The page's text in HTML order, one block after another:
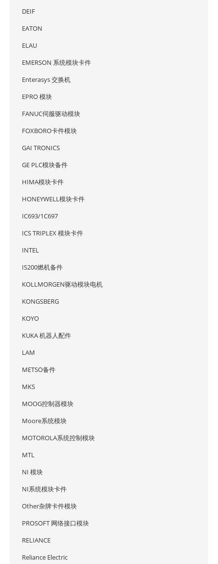
DEIF
EATON
ELAU
EMERSON 系统模块卡件
Enterasys 交换机
EPRO 模块
FANUC伺服驱动模块
FOXBORO卡件模块
GAI TRONICS
GE PLC模块备件
HIMA模块卡件
HONEYWELL模块卡件
IC693/1C697
ICS TRIPLEX 模块卡件
INTEL
IS200燃机备件
KOLLMORGEN驱动模块电机
KONGSBERG
KOYO
KUKA 机器人配件
LAM
METSO备件
MKS
MOOG控制器模块
Moore系统模块
MOTOROLA系统控制模块
MTL
NI 模块
NI系统模块卡件
Other杂牌卡件模块
PROSOFT 网络接口模块
RELIANCE
Reliance Electric